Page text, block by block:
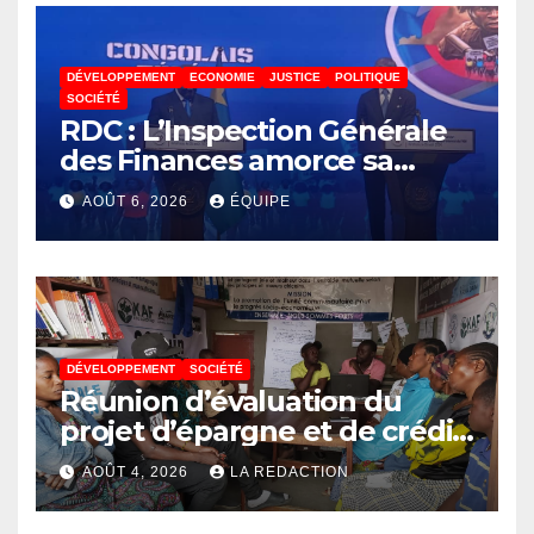
DÉVELOPPEMENT ECONOMIE JUSTICE
POLITIQUE
SOCIÉTÉ
RDC : L’Inspection Générale
des Finances amorce sa
révolution numérique pour
un contrôle permanent des
finances publiques
AOÛT 6, 2026 ÉQUIPE
DÉVELOPPEMENT SOCIÉTÉ
Réunion d’évaluation du
projet d’épargne et de crédit
de JIRANI MSAADA Asbl : des
résultats encourageants et
une expansion annoncée
AOÛT 4, 2026 LA REDACTION